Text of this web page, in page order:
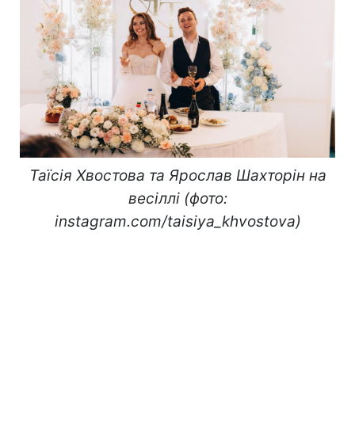
Таїсія Хвостова та Ярослав Шахторін на
весіллі (фото:
instagram.com/taisiya_khvostova)